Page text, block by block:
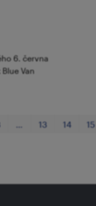
6. června
Van
13 14 15